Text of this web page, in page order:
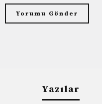
Yazılar